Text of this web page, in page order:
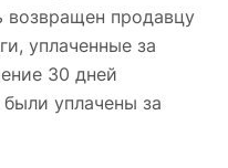
возвращен продавцу
уплаченные за
30 дней
уплачены за